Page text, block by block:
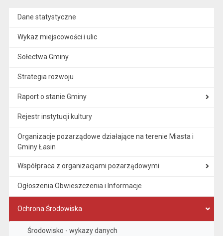
Dane statystyczne
Wykaz miejscowości i ulic
Sołectwa Gminy
Strategia rozwoju
Raport o stanie Gminy
Rejestr instytucji kultury
Organizacje pozarządowe działające na terenie Miasta i
Gminy Łasin
Współpraca z organizacjami pozarządowymi
Ogłoszenia Obwieszczenia i Informacje
Ochrona Środowiska
Środowisko - wykazy danych